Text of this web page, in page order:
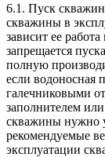
6.1. Пуск
скважины в
зависит ее
запрещается
полную
если водоносная
галечниковыми
заполнителем
скважины нужно
рекомендуемые
эксплуатации